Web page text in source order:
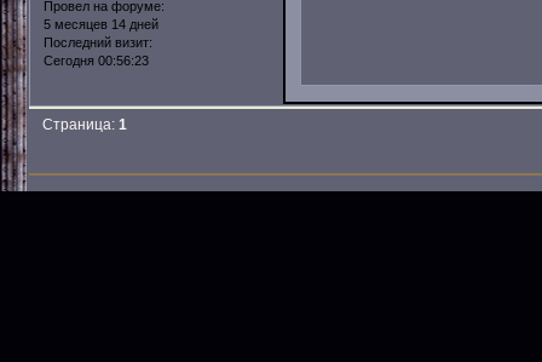
Провел на форуме:
5 месяцев 14 дней
Последний визит:
Сегодня 00:56:23
Страница:1